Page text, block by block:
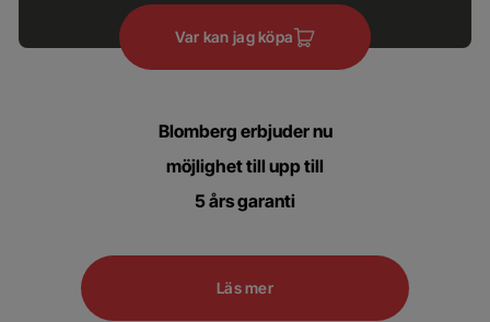
Var kan jag köpa
Blomberg erbjuder nu
möjlighet till upp till
5 års garanti
Läs mer